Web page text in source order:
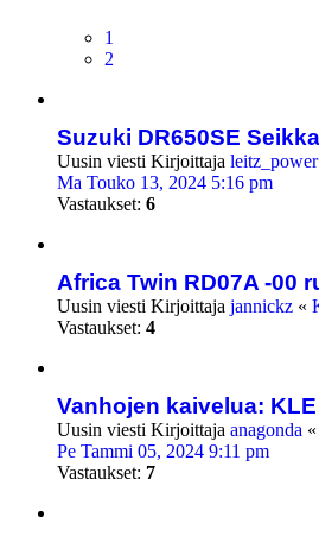
1
2
Suzuki DR650SE
Uusin viesti Kirjoittaja leitz_power
Ma Touko 13, 2024 5:16 pm
Vastaukset: 6
Africa Twin RD07A -00
Uusin viesti Kirjoittaja jannickz «
Vastaukset: 4
Vanhojen kaivelua:
Uusin viesti Kirjoittaja anagonda «
Pe Tammi 05, 2024 9:11 pm
Vastaukset: 7